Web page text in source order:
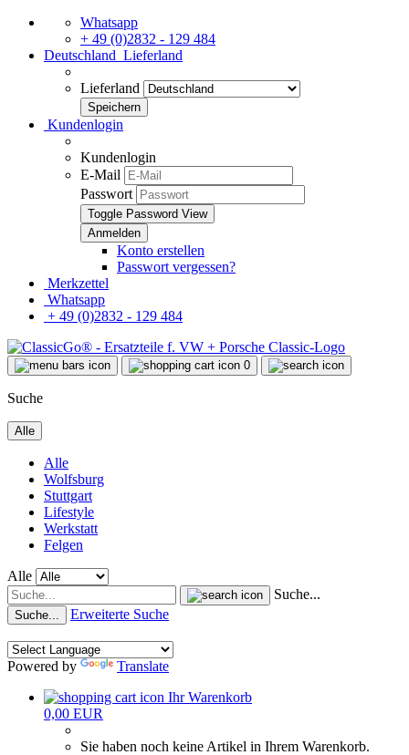
Whatsapp
+ 49 (0)2832 - 129 484
Deutschland Lieferland
Lieferland
Kundenlogin
Kundenlogin
E-Mail
Passwort
Toggle Password View
Konto erstellen
Passwort vergessen?
Merkzettel
Whatsapp
+ 49 (0)2832 - 129 484
0
Suche
Alle
Alle
Wolfsburg
Stuttgart
Lifestyle
Werkstatt
Felgen
Alle
Suche...
Suche... Erweiterte Suche
Powered by
Translate
Ihr Warenkorb
0,00 EUR
Sie haben noch keine Artikel in Ihrem Warenkorb.